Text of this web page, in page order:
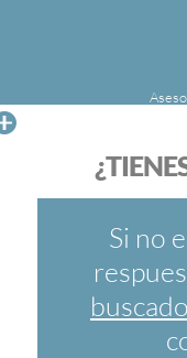
FundéuRAE es
cuyo objetivo es
español en los
Internet.
Si no